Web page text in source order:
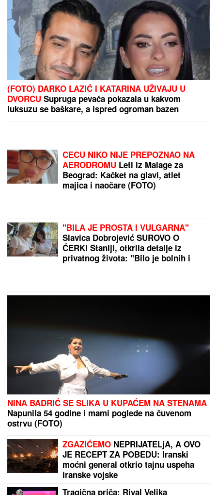
(FOTO) DARKO LAZIĆ I KATARINA UŽIVAJU U
DVORCU Supruga pevača pokazala u kakvom
luksuzu se baškare, a ispred ogroman bazen
CECU NIKO NIJE PREPOZNAO NA
AERODROMU Leti iz Malage za
Beograd: Kačket na glavi, atlet
majica i naočare (FOTO)
"BILA JE PROSTA I VULGARNA"
Slavica Dobrojević SUROVO O
ĆERKI Staniji, otkrila detalje iz
privatnog života: "Bilo je bolnih i
NINA BADRIĆ SE SLIKA U KUPAĆEM NA STENAMA
Napunila 54 godine i mami poglede na čuvenom
ostrvu (FOTO)
ZGAZIĆEMO NEPRIJATELjA, A OVO
JE RECEPT ZA POBEDU: Iranski
moćni general otkrio tajnu uspeha
iranske vojske
Tragična priča: Rival Veljka